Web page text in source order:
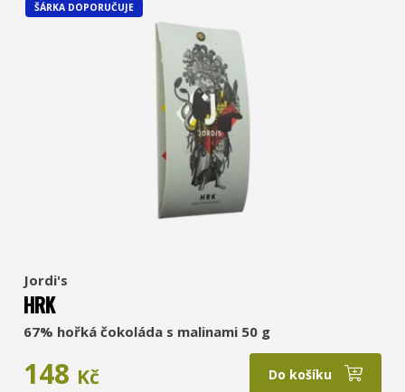
ŠÁRKA DOPORUČUJE
Jordi's
HRK
67% hořká čokoláda s malinami 50 g
148 Kč Do košíku